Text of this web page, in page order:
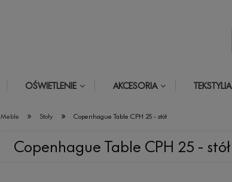
OŚWIETLENIE AKCESORIA TEKSTYLIA
Meble » Stoły » Copenhague Table CPH 25 - stół
Copenhague Table CPH 25 - stół